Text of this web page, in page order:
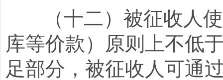
（十二）被征收人使
库等价款）原则上不低
足部分，被征收人可通